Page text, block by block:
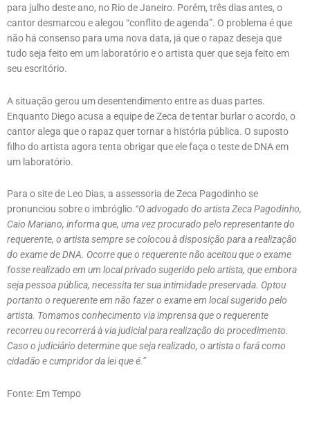
para julho deste ano, no Rio de Janeiro. Porém, três dias antes, o
cantor desmarcou e alegou “conflito de agenda”. O problema é que
não há consenso para uma nova data, já que o rapaz deseja que
tudo seja feito em um laboratório e o artista quer que seja feito em
seu escritório.
A situação gerou um desentendimento entre as duas partes.
Enquanto Diego acusa a equipe de Zeca de tentar burlar o acordo, o
cantor alega que o rapaz quer tornar a história pública. O suposto
filho do artista agora tenta obrigar que ele faça o teste de DNA em
um laboratório.
Para o site de Leo Dias, a assessoria de Zeca Pagodinho se
pronunciou sobre o imbróglio.“O advogado do artista Zeca Pagodinho,
Caio Mariano, informa que, uma vez procurado pelo representante do
requerente, o artista sempre se colocou à disposição para a realização
do exame de DNA. Ocorre que o requerente não aceitou que o exame
fosse realizado em um local privado sugerido pelo artista, que embora
seja pessoa pública, necessita ter sua intimidade preservada. Optou
portanto o requerente em não fazer o exame em local sugerido pelo
artista. Tomamos conhecimento via imprensa que o requerente
recorreu ou recorrerá à via judicial para realização do procedimento.
Caso o judiciário determine que seja realizado, o artista o fará como
cidadão e cumpridor da lei que é.”
Fonte: Em Tempo